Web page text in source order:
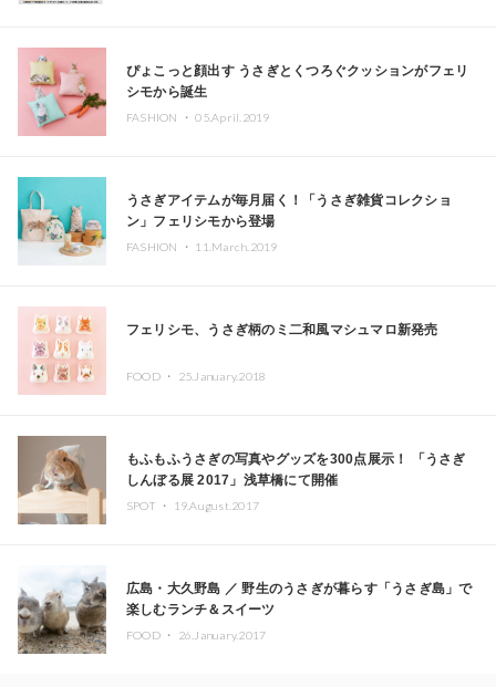
ぴょこっと顔出す うさぎとくつろぐクッションがフェリ
シモから誕生
FASHION ・05.April.2019
うさぎアイテムが毎月届く！「うさぎ雑貨コレクショ
ン」フェリシモから登場
FASHION ・ 11.March.2019
フェリシモ、うさぎ柄のミ二和風マシュマロ新発売
FOOD ・ 25.January.2018
もふもふうさぎの写真やグッズを300点展示！ 「うさぎ
しんぼる展 2017」浅草橋にて開催
SPOT ・ 19.August.2017
広島・大久野島 ／ 野生のうさぎが暮らす「うさぎ島」で
楽しむランチ＆スイーツ
FOOD ・ 26.January.2017